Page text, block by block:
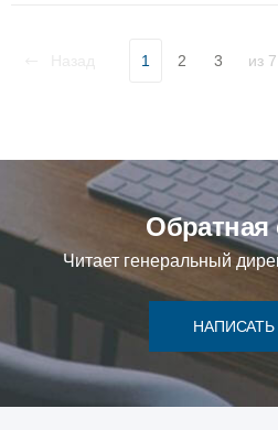
1 2 3 из 7
Обратная
Читает генеральный
НАПИСАТЬ